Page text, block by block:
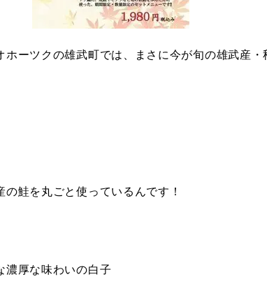
ーツクの雄武町では、まさに今が旬の雄武産
鮭を丸ごと使っているんです！
濃厚な味わいの白子